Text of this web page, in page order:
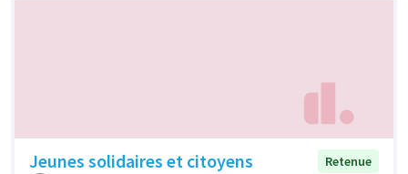
Jeunes solidaires et citoyens
Retenue